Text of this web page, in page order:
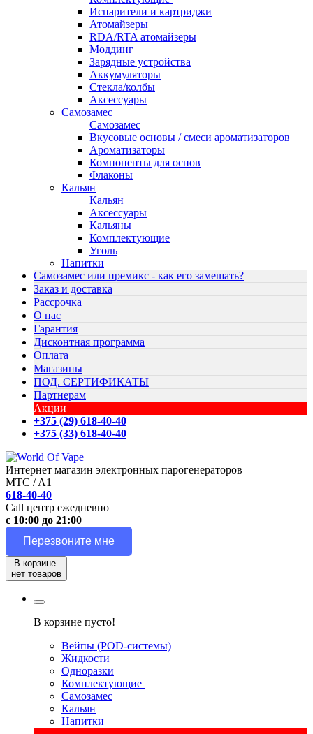
Испарители и картриджи
Атомайзеры
RDA/RTA атомайзеры
Моддинг
Зарядные устройства
Аккумуляторы
Стекла/колбы
Аксессуары
Самозамес
Самозамес
Вкусовые основы / смеси ароматизаторов
Ароматизаторы
Компоненты для основ
Флаконы
Кальян
Кальян
Аксессуары
Кальяны
Комплектующие
Уголь
Напитки
Самозамес или премикс - как его замешать?
Заказ и доставка
Рассрочка
О нас
Гарантия
Дисконтная программа
Оплата
Магазины
ПОД. СЕРТИФИКАТЫ
Партнерам
Акции
+375 (29) 618-40-40
+375 (33) 618-40-40
Интернет магазин электронных парогенераторов
MTC / A1
618-40-40
Call центр ежедневно
с 10:00 до 21:00
Перезвоните мне
В корзине
нет товаров
В корзине пусто!
Вейпы (POD-системы)
Жидкости
Одноразки
Комплектующие
Самозамес
Кальян
Напитки